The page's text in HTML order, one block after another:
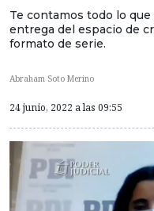
Te contamos todo lo
entrega del espacio de
formato de serie.
Abraham Soto Merino
24 junio, 2022 a las 09:55